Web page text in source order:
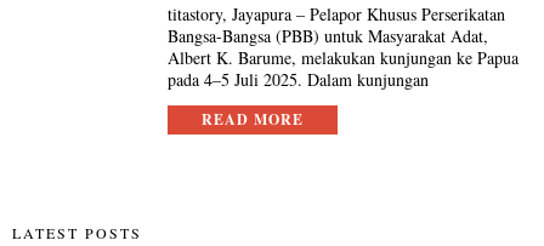
titastory, Jayapura – Pelapor Khusus Perserikatan
Bangsa-Bangsa (PBB) untuk Masyarakat Adat,
Albert K. Barume, melakukan kunjungan ke Papua
pada 4–5 Juli 2025. Dalam kunjungan
READ MORE
LATEST POSTS